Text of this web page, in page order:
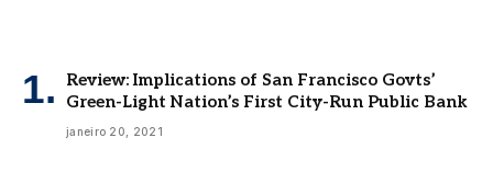
Review: Implications of San Francisco Govts’
Green-Light Nation’s First City-Run Public Bank
janeiro 20, 2021